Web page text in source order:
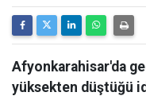
Afyonkarahisar'da
yüksekten düştüğü